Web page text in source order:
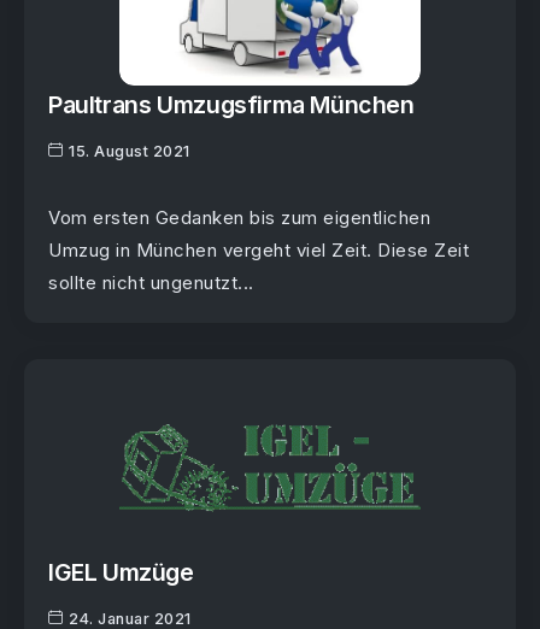
Paultrans Umzugsfirma München
15. August 2021
Vom ersten Gedanken bis zum eigentlichen
Umzug in München vergeht viel Zeit. Diese Zeit
sollte nicht ungenutzt...
IGEL Umzüge
24. Januar 2021